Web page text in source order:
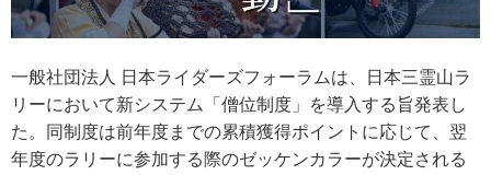
一般社団法人 日本ライダーズフォーラムは、日本三霊山ラ
リーにおいて新システム「僧位制度」を導入する旨発表し
た。同制度は前年度までの累積獲得ポイントに応じて、翌
年度のラリーに参加する際のゼッケンカラーが決定される